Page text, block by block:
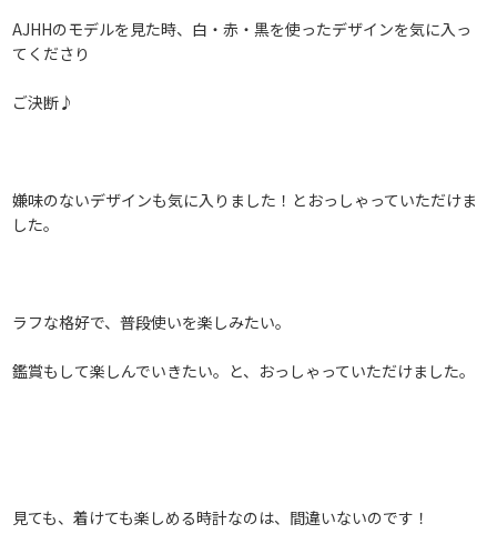
AJHHのモデルを見た時、白・赤・黒を使ったデザインを気に入っ
てくださり
ご決断♪
嫌味のないデザインも気に入りました！とおっしゃっていただけま
した。
ラフな格好で、普段使いを楽しみたい。
鑑賞もして楽しんでいきたい。と、おっしゃっていただけました。
見ても、着けても楽しめる時計なのは、間違いないのです！